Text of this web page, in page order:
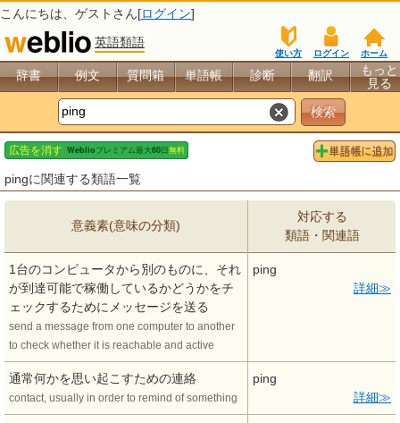
こんにちは、 ゲスト さん[ログイン]
英語類語
ホーム
ログイン
使い方
辞書 例文 質問箱 単語帳 診断 翻訳
もっと
見る
pingに関連する類語一覧
意義素(意味の分類)
対応する
類語・関連語
1台のコンピュータから別のものに、それ
が到達可能で稼働しているかどうかをチ
ェックするためにメッセージを送る
send a message from one computer to another
to check whether it is reachable and active
ping
詳細
通常何かを思い起こすための連絡
contact, usually in order to remind of something
ping
詳細